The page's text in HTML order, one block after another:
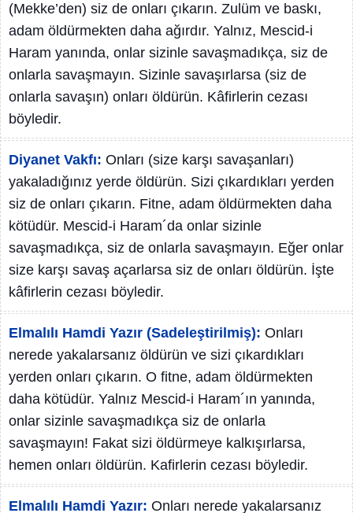
(Mekke’den) siz de onları çıkarın. Zulüm ve baskı,
adam öldürmekten daha ağırdır. Yalnız, Mescid-i
Haram yanında, onlar sizinle savaşmadıkça, siz de
onlarla savaşmayın. Sizinle savaşırlarsa (siz de
onlarla savaşın) onları öldürün. Kâfirlerin cezası
böyledir.
Diyanet Vakfı: Onları (size karşı savaşanları)
yakaladığınız yerde öldürün. Sizi çıkardıkları yerden
siz de onları çıkarın. Fitne, adam öldürmekten daha
kötüdür. Mescid-i Haram´da onlar sizinle
savaşmadıkça, siz de onlarla savaşmayın. Eğer onlar
size karşı savaş açarlarsa siz de onları öldürün. İşte
kâfirlerin cezası böyledir.
Elmalılı Hamdi Yazır (Sadeleştirilmiş): Onları
nerede yakalarsanız öldürün ve sizi çıkardıkları
yerden onları çıkarın. O fitne, adam öldürmekten
daha kötüdür. Yalnız Mescid-i Haram´ın yanında,
onlar sizinle savaşmadıkça siz de onlarla
savaşmayın! Fakat sizi öldürmeye kalkışırlarsa,
hemen onları öldürün. Kafirlerin cezası böyledir.
Elmalılı Hamdi Yazır: Onları nerede yakalarsanız